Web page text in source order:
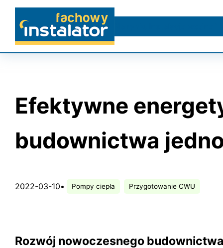
Przejdź
treści
Efektywne
budownictwa
2022-03-10• Pompy ciepła Przygotowanie CWU
Rozwój nowoczesnego